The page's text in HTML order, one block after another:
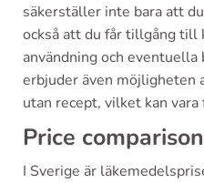
säkerställer inte bara att
också att du får tillgång till
användning och
erbjuder även möjligheten
utan recept, vilket kan
Price comparison
I Sverige är